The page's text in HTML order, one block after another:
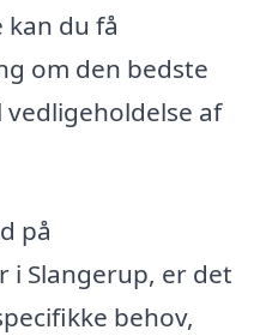
du få
om den bedste
af
på
i Slangerup, er det
behov,